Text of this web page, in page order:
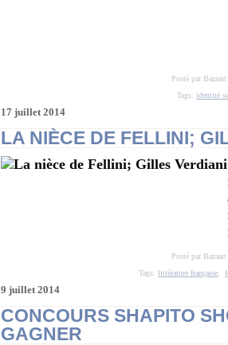
Posté par
Tags:identité
17 juillet 2014
LA NIÈCE DE FELLINI;
Posté par
Tags:littérature française
9 juillet 2014
CONCOURS SHAPITO
GAGNER